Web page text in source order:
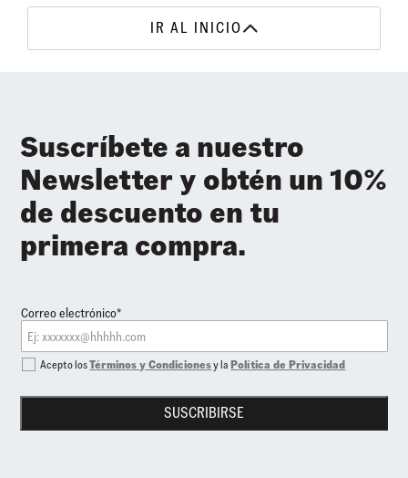
IR AL INICIO
Suscríbete a nuestro
Newsletter y obtén un 10%
de descuento en tu
primera compra.
Correo electrónico*
SUSCRIBIRSE
Acepto losTérminos y Condicionesy laPolítica de Privacidad